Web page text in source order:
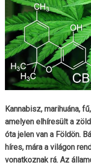
Kannabisz, marihuána,
amelyen elhíresült a
óta jelen van a Földön.
híres, mára a világon
vonatkoznak rá. Az